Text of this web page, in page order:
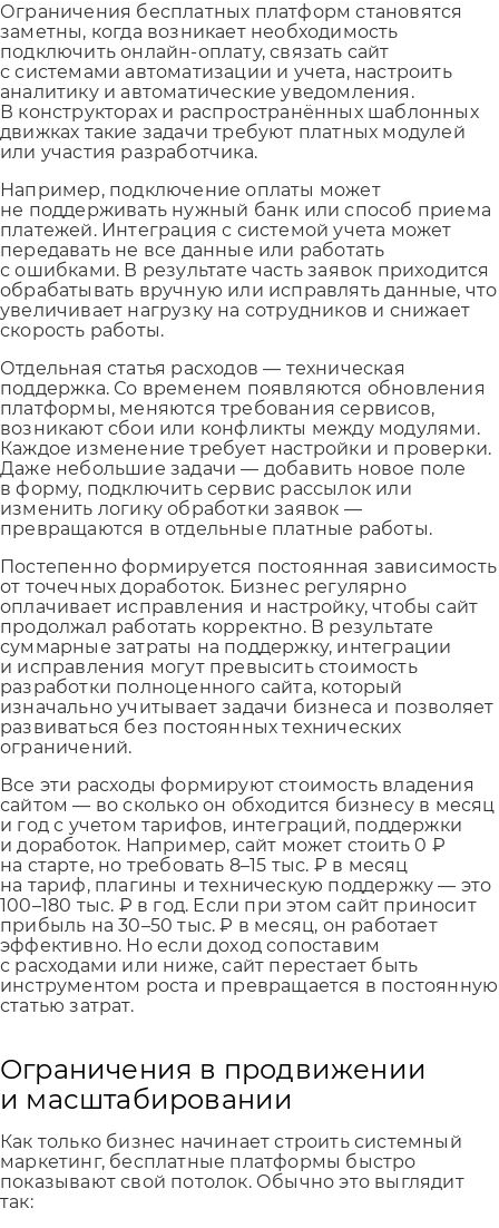
Ограничения бесплатных платформ становятся
заметны, когда возникает необходимость
подключить онлайн-оплату, связать сайт
с системами автоматизации и учета, настроить
аналитику и автоматические уведомления.
В конструкторах и распространённых шаблонных
движках такие задачи требуют платных модулей
или участия разработчика.
Например, подключение оплаты может
не поддерживать нужный банк или способ приема
платежей. Интеграция с системой учета может
передавать не все данные или работать
с ошибками. В результате часть заявок приходится
обрабатывать вручную или исправлять данные, что
увеличивает нагрузку на сотрудников и снижает
скорость работы.
Отдельная статья расходов — техническая
поддержка. Со временем появляются обновления
платформы, меняются требования сервисов,
возникают сбои или конфликты между модулями.
Каждое изменение требует настройки и проверки.
Даже небольшие задачи — добавить новое поле
в форму, подключить сервис рассылок или
изменить логику обработки заявок —
превращаются в отдельные платные работы.
Постепенно формируется постоянная зависимость
от точечных доработок. Бизнес регулярно
оплачивает исправления и настройку, чтобы сайт
продолжал работать корректно. В результате
суммарные затраты на поддержку, интеграции
и исправления могут превысить стоимость
разработки полноценного сайта, который
изначально учитывает задачи бизнеса и позволяет
развиваться без постоянных технических
ограничений.
Все эти расходы формируют стоимость владения
сайтом — во сколько он обходится бизнесу в месяц
и год с учетом тарифов, интеграций, поддержки
и доработок. Например, сайт может стоить 0 ₽
на старте, но требовать 8–15 тыс. ₽ в месяц
на тариф, плагины и техническую поддержку — это
100–180 тыс. ₽ в год. Если при этом сайт приносит
прибыль на 30–50 тыс. ₽ в месяц, он работает
эффективно. Но если доход сопоставим
с расходами или ниже, сайт перестает быть
инструментом роста и превращается в постоянную
статью затрат.
Ограничения в продвижении
и масштабировании
Как только бизнес начинает строить системный
маркетинг, бесплатные платформы быстро
показывают свой потолок. Обычно это выглядит
так: